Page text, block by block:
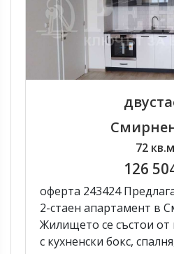
72
126
оферта 243424
2-стаен апартамент в
Жилището се състои от
с кухненски бокс,